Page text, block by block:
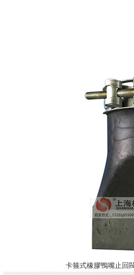
卡箍式橡膠鴨嘴止回